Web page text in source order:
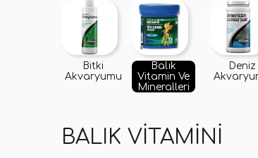
Bitki
Akvaryumu
Balık
Vitamin Ve
Mineralleri
Deniz
BALIK VITAMINI